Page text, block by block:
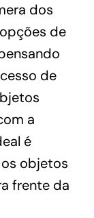
dos
de
de
a
é
objetos
frente da